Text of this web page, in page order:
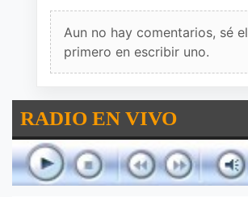
Aun no hay comentarios, sé el
primero en escribir uno.
RADIO EN VIVO